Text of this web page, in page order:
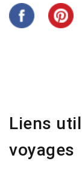
Liens
voyages